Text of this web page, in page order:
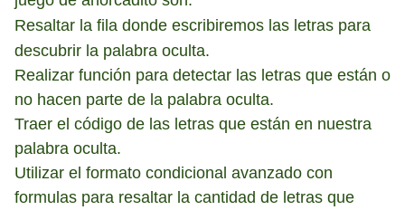
Resaltar la fila donde escribiremos las letras para
descubrir la palabra oculta.
Realizar función para detectar las letras que están o
no hacen parte de la palabra oculta.
Traer el código de las letras que están en nuestra
palabra oculta.
Utilizar el formato condicional avanzado con
formulas para resaltar la cantidad de letras que